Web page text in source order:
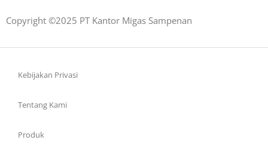
Copyright ©2025 PT Kantor Migas Sampenan
Kebijakan Privasi
Tentang Kami
Produk